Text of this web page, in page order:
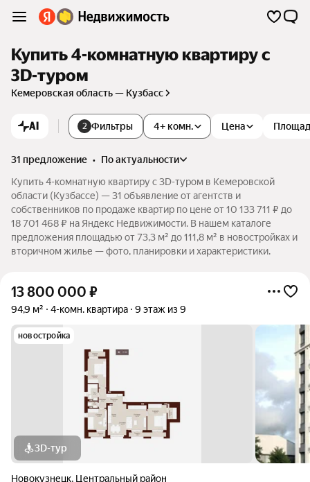
Купить 4-комнатную квартиру c
3D-туром
Кемеровская область — Кузбасс
AI 2 Фильтры 4+ комн. Цена
31 предложение •
по актуальности
Купить 4-комнатную квартиру c 3D-туром в Кемеровской
области (Кузбассе) — 31 объявление от агентств и
собственников по продаже квартир по цене от 10 133 711 ₽ до
18 701 468 ₽ на Яндекс Недвижимости. В нашем каталоге
предложения площадью от 73,3 м² до 111,8 м² в новостройках и
вторичном жилье — фото, планировки и характеристики.
13 800 000 ₽
94,9 м² 4-комн. квартира 9 этаж из 9
новостройка
3D-тур
Новокузнецк, Центральный район